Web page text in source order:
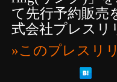
て先行予約販売
式会社プレスリ
»このプレスリ